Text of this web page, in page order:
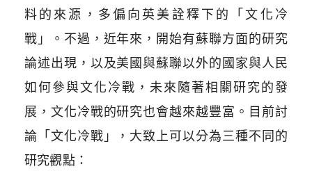
料的來源，多偏向英美詮釋下的「文化冷
戰」。不過，近年來，開始有蘇聯方面的研究
論述出現，以及美國與蘇聯以外的國家與人民
如何參與文化冷戰，未來隨著相關研究的發
展，文化冷戰的研究也會越來越豐富。目前討
論「文化冷戰」，大致上可以分為三種不同的
研究觀點：